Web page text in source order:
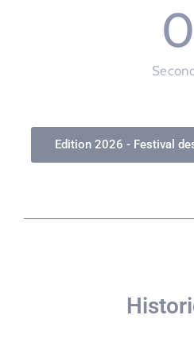
0
Edition 2026 - Festival